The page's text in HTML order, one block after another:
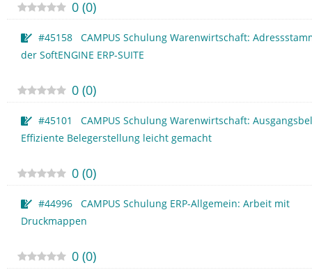
0 (0)
#45158 CAMPUS Schulung Warenwirtschaft:
der SoftENGINE ERP-SUITE
0 (0)
#45101 CAMPUS Schulung Warenwirtschaft:
Effiziente Belegerstellung leicht gemacht
0 (0)
#44996 CAMPUS Schulung ERP-Allgemein: Arbeit mit
Druckmappen
0 (0)